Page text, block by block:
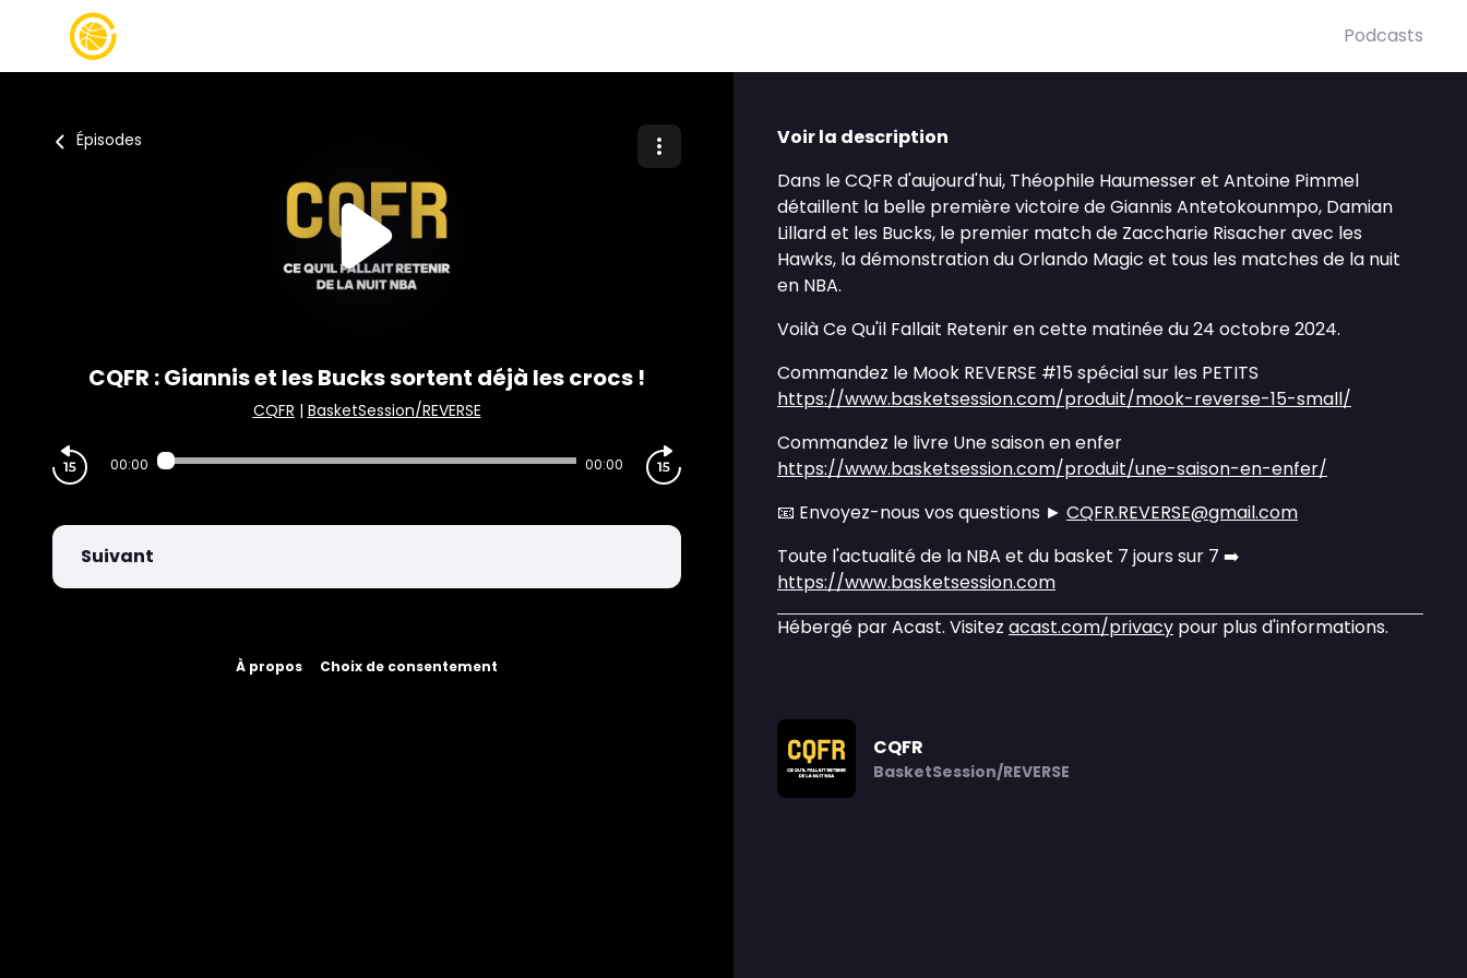
Podcasts
Épisodes
CQFR : Giannis et les Bucks sortent déjà les crocs !
CQFR | BasketSession/REVERSE
00:00 00:00
Suivant
À propos Choix de consentement
Voir la description
Dans le CQFR d'aujourd'hui, Théophile Haumesser et Antoine Pimmel
détaillent la belle première victoire de Giannis Antetokounmpo, Damian
Lillard et les Bucks, le premier match de Zaccharie Risacher avec les
Hawks, la démonstration du Orlando Magic et tous les matches de la nuit
en NBA.
Voilà Ce Qu'il Fallait Retenir en cette matinée du 24 octobre 2024.
Commandez le Mook REVERSE #15 spécial sur les PETITS
https://www.basketsession.com/produit/mook-reverse-15-small/
Commandez le livre Une saison en enfer
https://www.basketsession.com/produit/une-saison-en-enfer/
📧 Envoyez-nous vos questions ► CQFR.REVERSE@gmail.com
Toute l'actualité de la NBA et du basket 7 jours sur 7 ➡️
https://www.basketsession.com
Hébergé par Acast. Visitez acast.com/privacy pour plus d'informations.
CQFR
BasketSession/REVERSE